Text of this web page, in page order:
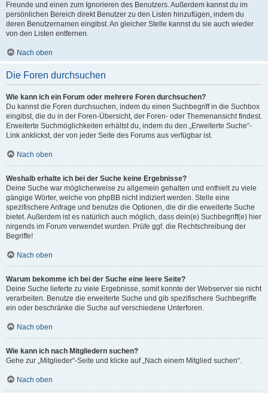
Freunde und einen zum Ignorieren des Benutzers. Außerdem kannst du im
persönlichen Bereich direkt Benutzer zu den Listen hinzufügen, indem du
deren Benutzernamen eingibst. An gleicher Stelle kannst du sie auch wieder
von den Listen entfernen.
Nach oben
Die Foren durchsuchen
Wie kann ich ein Forum oder mehrere Foren durchsuchen?
Du kannst die Foren durchsuchen, indem du einen Suchbegriff in die Suchbox
eingibst, die du in der Foren-Übersicht, der Foren- oder Themenansicht findest.
Erweiterte Suchmöglichkeiten erhältst du, indem du den „Erweiterte Suche“-
Link anklickst, der von jeder Seite des Forums aus verfügbar ist.
Nach oben
Weshalb erhalte ich bei der Suche keine Ergebnisse?
Deine Suche war möglicherweise zu allgemein gehalten und enthielt zu viele
gängige Wörter, welche von phpBB nicht indiziert werden. Stelle eine
spezifischere Anfrage und benutze die Optionen, die dir die erweiterte Suche
bietet. Außerdem ist es natürlich auch möglich, dass dein(e) Suchbegriff(e) hier
nirgends im Forum verwendet wurden. Prüfe ggf. die Rechtschreibung der
Begriffe!
Nach oben
Warum bekomme ich bei der Suche eine leere Seite?
Deine Suche lieferte zu viele Ergebnisse, somit konnte der Webserver sie nicht
verarbeiten. Benutze die erweiterte Suche und gib spezifischere Suchbegriffe
ein oder beschränke die Suche auf verschiedene Unterforen.
Nach oben
Wie kann ich nach Mitgliedern suchen?
Gehe zur „Mitglieder“-Seite und klicke auf „Nach einem Mitglied suchen“.
Nach oben